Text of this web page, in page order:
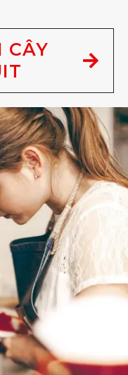
CÂY